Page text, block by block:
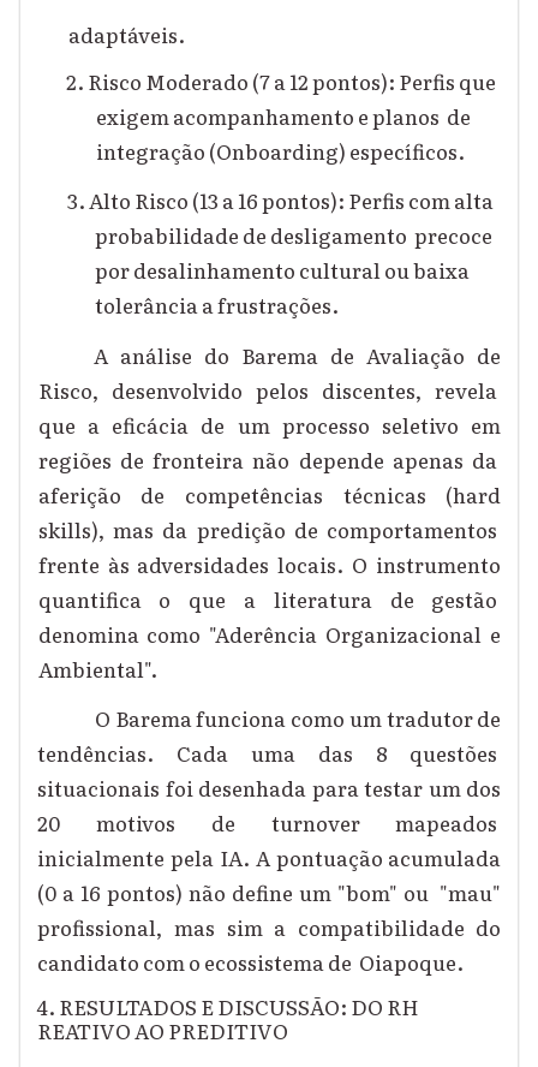
adaptáveis.
2. Risco Moderado (7 a 12 pontos): Perfis que
exigem acompanhamento e planos de
integração (Onboarding) específicos.
3. Alto Risco (13 a 16 pontos): Perfis com alta
probabilidade de desligamento precoce
por desalinhamento cultural ou baixa
tolerância a frustrações.
A análise do Barema de Avaliação de
Risco, desenvolvido pelos discentes, revela
que a eficácia de um processo seletivo em
regiões de fronteira não depende apenas da
aferição de competências técnicas (hard
skills), mas da predição de comportamentos
frente às adversidades locais. O instrumento
quantifica o que a literatura de gestão
denomina como "Aderência Organizacional e
Ambiental".
O Barema funciona como um tradutor de
tendências. Cada uma das 8 questões
situacionais foi desenhada para testar um dos
20 motivos de turnover mapeados
inicialmente pela IA. A pontuação acumulada
(0 a 16 pontos) não define um "bom" ou "mau"
profissional, mas sim a compatibilidade do
candidato com o ecossistema de Oiapoque.
4. RESULTADOS E DISCUSSÃO: DO RH
REATIVO AO PREDITIVO